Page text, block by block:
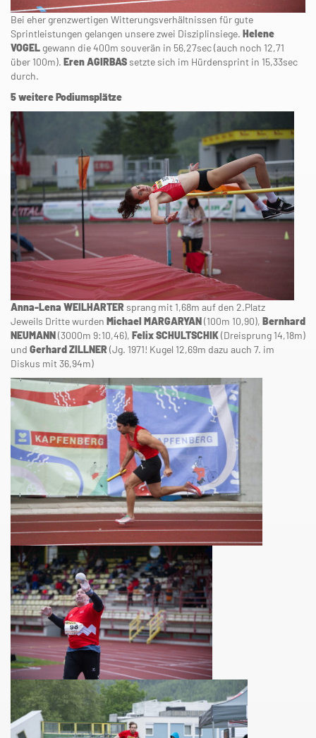
Bei eher grenzwertigen Witterungsverhältnissen für gute
Sprintleistungen gelangen unsere zwei Disziplinsiege. Helene
VOGEL gewann die 400m souverän in 56,27sec (auch noch 12,71
über 100m). Eren AGIRBAS setzte sich im Hürdensprint in 15,33sec
durch.
5 weitere Podiumsplätze
Anna-Lena WEILHARTER sprang mit 1,68m auf den 2.Platz
Jeweils Dritte wurden Michael MARGARYAN(100m 10,90), Bernhard
NEUMANN(3000m 9:10,46), Felix SCHULTSCHIK(Dreisprung 14,18m)
und Gerhard ZILLNER(Jg. 1971! Kugel 12,69m dazu auch 7. im
Diskus mit 36,94m)